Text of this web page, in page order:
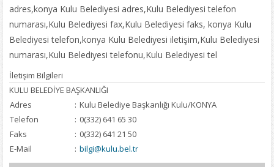
adres,konya Kulu Belediyesi adres,Kulu Belediyesi telefon
numarası,Kulu Belediyesi fax,Kulu Belediyesi faks, konya Kulu
Belediyesi telefon,konya Kulu Belediyesi iletişim,Kulu Belediyesi
numarası,Kulu Belediyesi telefonu,Kulu Belediyesi tel
İletişim Bilgileri
KULU BELEDİYE BAŞKANLIĞI
Adres
: Kulu Belediye Başkanlığı Kulu/KONYA
Telefon
: 0(332) 641 65 30
Faks
: 0(332) 641 21 50
E-Mail
: bilgi@kulu.bel.tr